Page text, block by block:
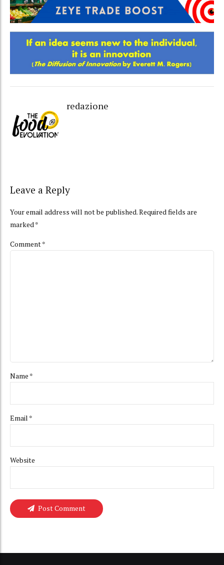
redazione
Leave a Reply
Your email address will not be published. Required fields are
marked *
Comment*
Name *
Email *
Website
Post Comment